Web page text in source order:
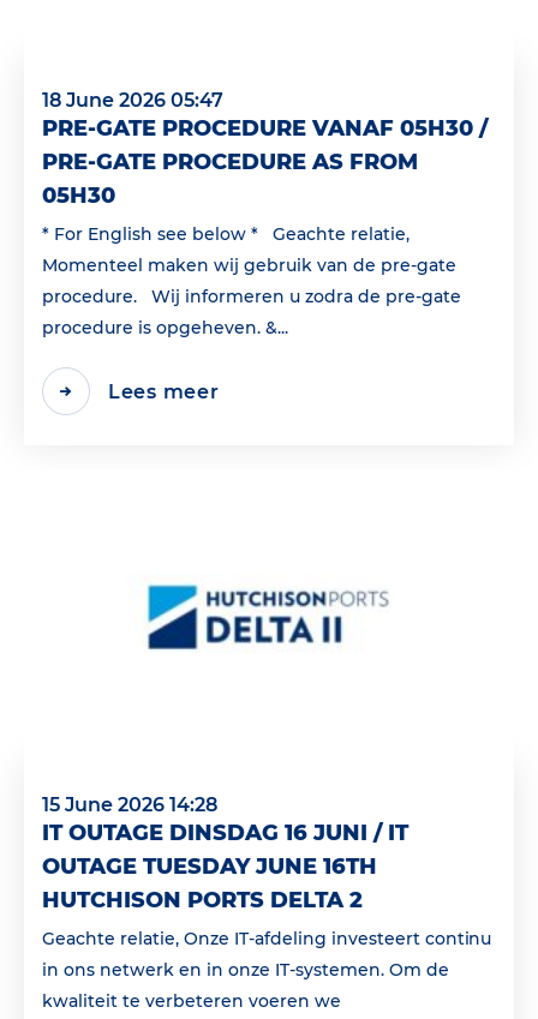
18 June 2026 05:47
PRE-GATE PROCEDURE VANAF 05H30 /
PRE-GATE PROCEDURE AS FROM
05H30
* For English see below * Geachte relatie,
Momenteel maken wij gebruik van de pre-gate
procedure. Wij informeren u zodra de pre-gate
procedure is opgeheven. &...
Lees meer
15 June 2026 14:28
IT OUTAGE DINSDAG 16 JUNI / IT
OUTAGE TUESDAY JUNE 16TH
HUTCHISON PORTS DELTA 2
Geachte relatie, Onze IT-afdeling investeert continu
in ons netwerk en in onze IT-systemen. Om de
kwaliteit te verbeteren voeren we